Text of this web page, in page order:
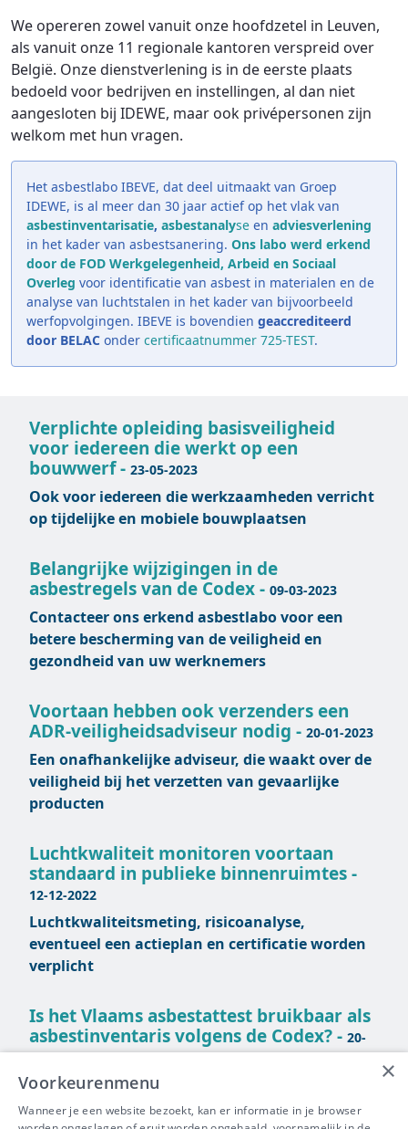
We opereren zowel vanuit onze hoofdzetel in Leuven,
als vanuit onze 11 regionale kantoren verspreid over
België. Onze dienstverlening is in de eerste plaats
bedoeld voor bedrijven en instellingen, al dan niet
aangesloten bij IDEWE, maar ook privépersonen zijn
welkom met hun vragen.
Het asbestlabo IBEVE, dat deel uitmaakt van Groep
IDEWE, is al meer dan 30 jaar actief op het vlak van
asbestinventarisatie, asbestanalyse en adviesverlening
in het kader van asbestsanering. Ons labo werd erkend
door de FOD Werkgelegenheid, Arbeid en Sociaal
Overleg voor identificatie van asbest in materialen en de
analyse van luchtstalen in het kader van bijvoorbeeld
werfopvolgingen. IBEVE is bovendien geaccrediteerd
door BELAC onder certificaatnummer 725-TEST.
Verplichte opleiding basisveiligheid
voor iedereen die werkt op een
bouwwerf - 23-05-2023
Ook voor iedereen die werkzaamheden verricht
op tijdelijke en mobiele bouwplaatsen
Belangrijke wijzigingen in de
asbestregels van de Codex - 09-03-2023
Contacteer ons erkend asbestlabo voor een
betere bescherming van de veiligheid en
gezondheid van uw werknemers
Voortaan hebben ook verzenders een
ADR-veiligheidsadviseur nodig - 20-01-2023
Een onafhankelijke adviseur, die waakt over de
veiligheid bij het verzetten van gevaarlijke
producten
Luchtkwaliteit monitoren voortaan
standaard in publieke binnenruimtes -
12-12-2022
Luchtkwaliteitsmeting, risicoanalyse,
eventueel een actieplan en certificatie worden
verplicht
Is het Vlaams asbestattest bruikbaar als
asbestinventaris volgens de Codex? - 20-
12-2022
De eisen en doelstellingen van het asbestattest
verschillen van een asbestinventaris volgens de
×
Voorkeurenmenu
Wanneer je een website bezoekt, kan er informatie in je browser